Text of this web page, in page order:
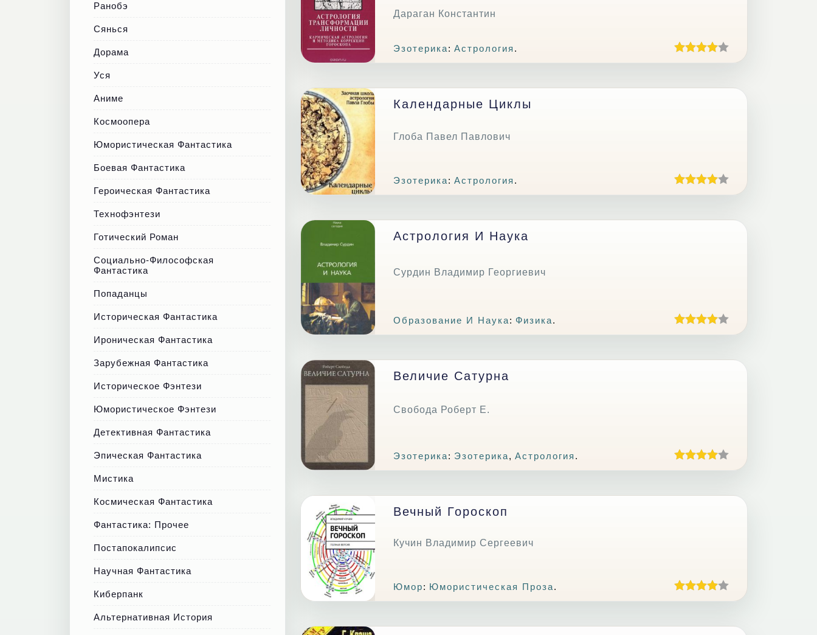
Дараган Константин
Эзотерика: Астрология .
Календарные Циклы
Глоба Павел Павлович
Эзотерика: Астрология .
Астрология И Наука
Сурдин Владимир Георгиевич
Образование И Наука: Физика.
Величие Сатурна
Свобода Роберт Е.
Эзотерика: Эзотерика, Астрология .
Вечный Гороскоп
Кучин Владимир Сергеевич
Юмор: Юмористическая Проза.
Ранобэ
Сянься
Дорама
Уся
Аниме
Космоопера
Юмористическая Фантастика
Боевая Фантастика
Героическая Фантастика
Технофэнтези
Готический Роман
Социально-Философская
Фантастика
Попаданцы
Историческая Фантастика
Ироническая Фантастика
Зарубежная Фантастика
Историческое Фэнтези
Юмористическое Фэнтези
Детективная Фантастика
Эпическая Фантастика
Мистика
Космическая Фантастика
Фантастика: Прочее
Постапокалипсис
Научная Фантастика
Киберпанк
Альтернативная История